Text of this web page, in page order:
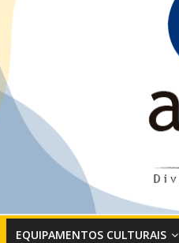
EQUIPAMENTOS CULTURAIS